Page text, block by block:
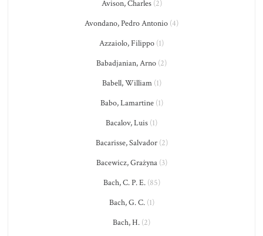
Avison, Charles(2)
Avondano, Pedro Antonio (4)
Azzaiolo, Filippo (1)
Babadjanian, Arno (2)
Babell, William(1)
Babo, Lamartine(1)
Bacalov, Luis (1)
Bacarisse, Salvador(2)
Bacewicz, Grażyna(3)
Bach, C. P. E.(85)
Bach, G. C.(1)
Bach, H. (2)